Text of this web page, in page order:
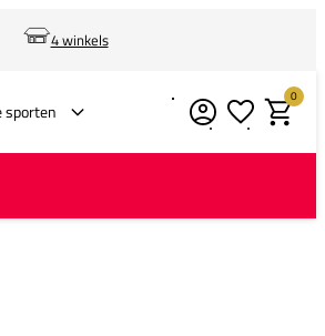
4 winkels
sporten Verlanglijstje
0